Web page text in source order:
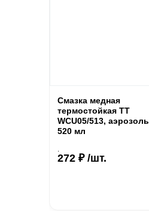
Смазка медная
термостойкая ТТ
WCU05/513, аэрозоль
520 мл
.
272 ₽ /шт.